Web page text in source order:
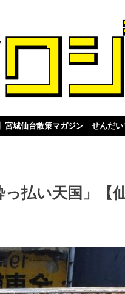
】宮城仙台散策マガジン せんだい
っ払い天国」【